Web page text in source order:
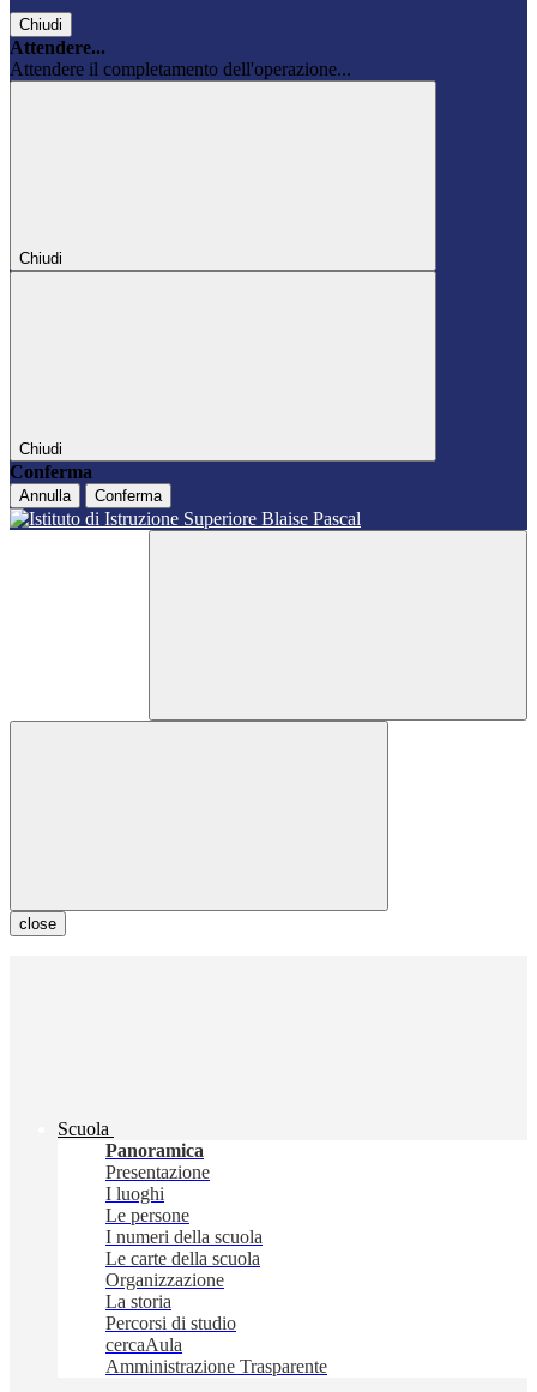
Chiudi
Attendere...
Attendere il completamento dell'operazione...
Chiudi
Chiudi
Conferma
Annulla Conferma
close
Scuola
Panoramica
Presentazione
I luoghi
Le persone
I numeri della scuola
Le carte della scuola
Organizzazione
La storia
Percorsi di studio
cercaAula
Amministrazione Trasparente